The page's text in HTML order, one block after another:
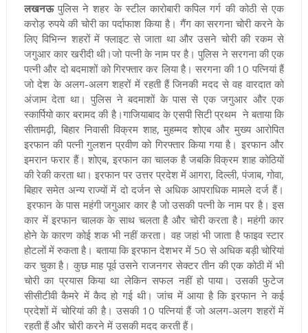
लखनऊपुलिस ने शहर के स्‍टील कारोबारी कपिल गर्ग की कोठी से एक
करोड़ रुपये की चोरी का पर्दाफाश किया है। गैंग का सरगना चोरी करने के
लिए विभिन्‍न शहरों में फ्लाइट से जाता था और उसने चोरी की रकम से
जगुआर कार खरीदी थी।जो पत्‍नी के नाम पर है। पुलिस ने सरगना की एक
पत्‍नी और दो बदमाशों को गिरफ्तार कर लिया है। सरगना की 10 पत्नियां हैं
जो देश के अलग-अलग शहरों में रहती हैं जिनकी मदद से वह वारदात को
अंजाम देता था। पुलिस ने बदमाशों के पास से एक जगुआर और एक
स्‍कार्पियो कार बरामद की है।गाजियाबाद के एसपी सिटी प्रथम ने बताया कि
सीतामढ़ी, बिहार निवासी विक्रम शाह, मुहम्मद शोएब और मुख्य आरोपित
इरफान की पत्‍नी गुलशन प्रवीण को गिरफ्तार किया गया है। इरफान और
इमरान फरार हैं। शोएब, इरफान का चालक है जबकि विक्रम शाह कोठियों
की रेकी करता था। इरफान पर उत्तर प्रदेश में आगरा, दिल्ली, पंजाब, गोवा,
बिहार समेत अन्य राज्यों में दो दर्जन से अधिक आपराधिक मामले दर्ज हैं।
इरफान के पास महंगी जगुआर कार है जो उसकी पत्‍नी के नाम पर है। इस
कार में इरफान चालक के साथ चलता है और चोरी करता है। महंगी कार
होने के कारण कोई शक भी नहीं करता। वह जहां भी जाता है फाइव स्‍टार
होटलों में रुकता है। बताया कि इरफान देशभर में 50 से अधिक बड़ी चोरियां
कर चुका है। कुछ माह पूर्व उसने राजनगर सेक्टर तीन की एक कोठी में भी
चोरी का प्रयास किया था लेकिन सफल नहीं हो पाया। उसकी फुटेज
सीसीटीवी कैमरे में कैद हो गई थी। जांच में आया है कि इरफान ने कई
प्रदेशों में चोरियां की है। उसकी 10 पत्नियां हैं जो अलग-अलग शहरों में
रहती हैं और चोरी करने में उसकी मदद करती हैं।